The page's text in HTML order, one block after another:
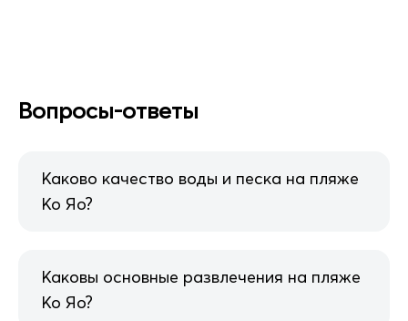
Вопросы-ответы
Каково качество воды и песка на пляже
Ко Яо?
Каковы основные развлечения на пляже
Ко Яо?